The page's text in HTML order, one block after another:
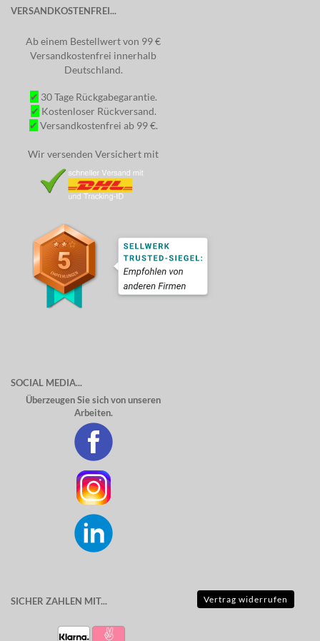
VERSANDKOSTENFREI...
Ab einem Bestellwert von 99 €
Versandkostenfrei innerhalb
Deutschland.
✔ 30 Tage Rückgabegarantie.
✔ Kostenloser Rückversand.
✔ Versandkostenfrei ab 99 €.
Wir versenden Versichert mit
SOCIAL MEDIA...
Überzeugen Sie sich von unseren
Arbeiten.
SICHER ZAHLEN MIT... Vertrag widerrufen